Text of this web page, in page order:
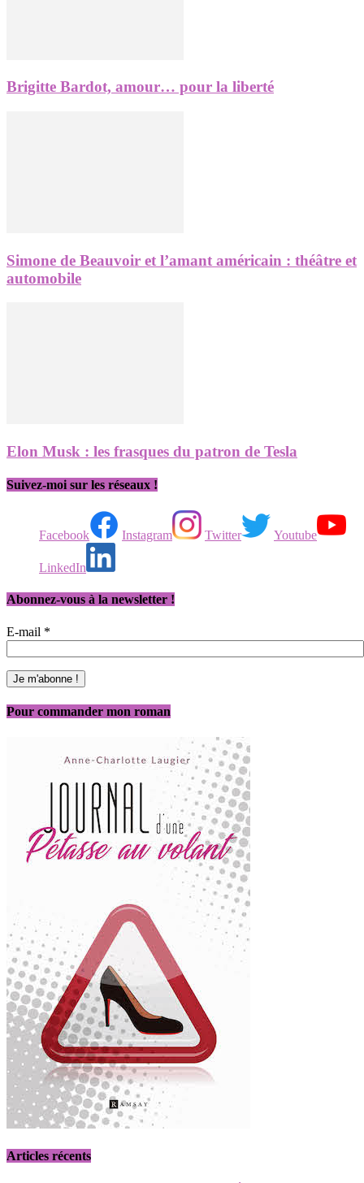
Brigitte Bardot, amour… pour la liberté
Simone de Beauvoir et l’amant américain : théâtre et
automobile
Elon Musk : les frasques du patron de Tesla
Suivez-moi sur les réseaux !
Facebook Instagram Twitter Youtube
LinkedIn
Abonnez-vous à la newsletter !
E-mail *
Pour commander mon roman
Articles récents